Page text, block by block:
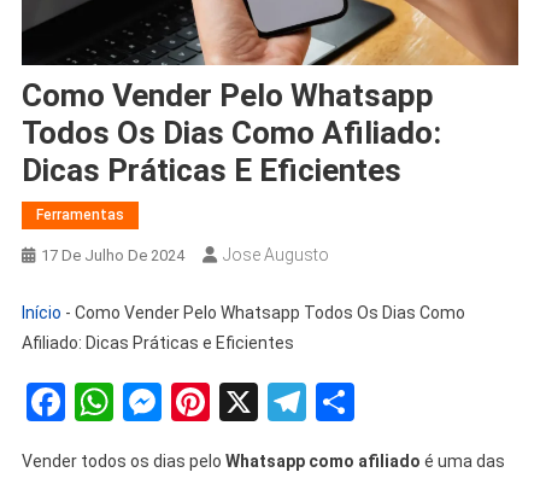
Como Vender Pelo Whatsapp
Todos Os Dias Como Afiliado:
Dicas Práticas E Eficientes
Ferramentas
17 De Julho De 2024 Jose Augusto
Início - Como Vender Pelo Whatsapp Todos Os Dias Como
Afiliado: Dicas Práticas e Eficientes
Facebook
WhatsApp
Messenger
Pinterest
X Telegram
Vender todos os dias pelo Whatsapp como afiliado é uma das